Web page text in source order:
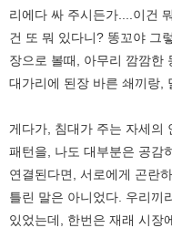
리에다 싸 주시든가....이건
건 또 뭐 있다니? 똥꼬야 그
장으로 볼때, 아무리 깜깜한
대가리에 된장 바른 쇄끼랑,
게다가, 침대가 주는 자세의
패턴을, 나도 대부분은 공감
연결된다면, 서로에게 곤란
틀린 말은 아니었다. 우리끼
있었는데, 한번은 재래 시장